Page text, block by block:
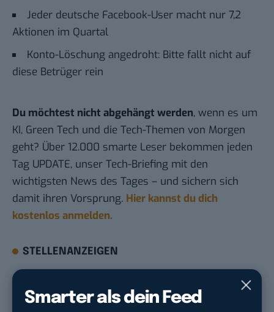
Smarter als dein Feed
Jeder deutsche Facebook-User macht nur 7,2
Aktionen im Quartal
Konto-Löschung angedroht: Bitte fallt nicht auf
diese Betrüger rein
Du möchtest nicht abgehängt werden, wenn es um
KI, Green Tech und die Tech-Themen von Morgen
geht? Über 12.000 smarte Leser bekommen jeden
Tag UPDATE, unser Tech-Briefing mit den
wichtigsten News des Tages – und sichern sich
damit ihren Vorsprung. Hier kannst du dich
kostenlos anmelden.
STELLENANZEIGEN
moveUP Media GmbH inDüsseldorf